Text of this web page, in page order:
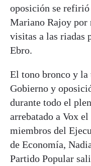
oposición se
Mariano Rajoy por
visitas a las riadas
Ebro.
El tono bronco y la
Gobierno y
durante todo el
arrebatado a Vox
miembros del
de Economía,
Partido Popular